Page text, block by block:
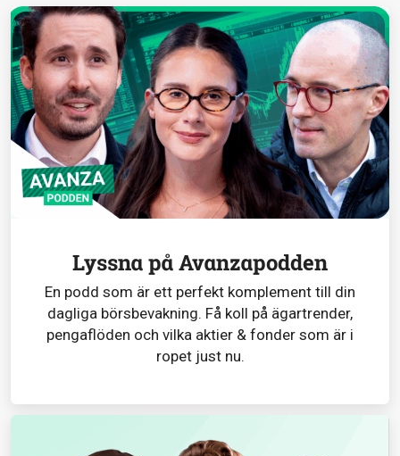
Lyssna på Avanzapodden
En podd som är ett perfekt komplement till din
dagliga börsbevakning. Få koll på ägartrender,
pengaflöden och vilka aktier & fonder som är i
ropet just nu.